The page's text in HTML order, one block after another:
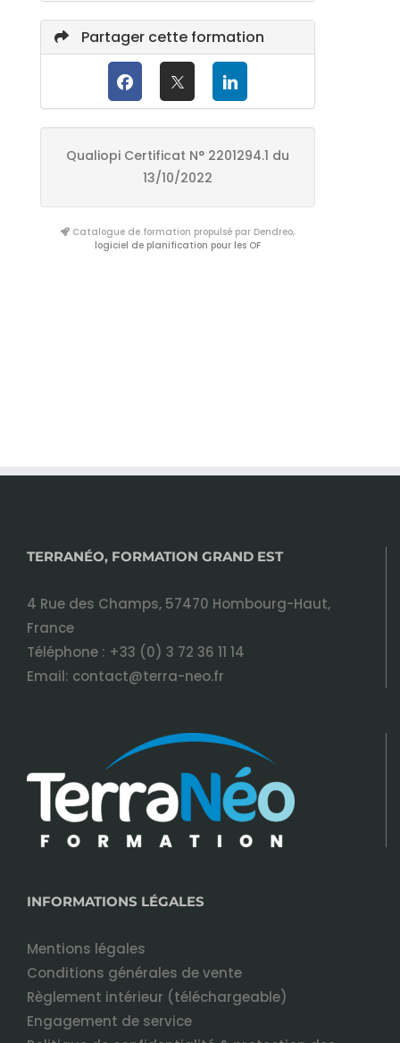
Partager cette formation
Qualiopi Certificat N° 2201294.1 du
13/10/2022
Catalogue de formation propulsé par Dendreo,
logiciel de planification pour les OF
TERRANÉO, FORMATION GRAND EST
4 Rue des Champs, 57470 Hombourg-Haut,
France
Téléphone : +33 (0) 3 72 36 11 14
Email: contact@terra-neo.fr
INFORMATIONS LÉGALES
Mentions légales
Conditions générales de vente
Règlement intérieur (téléchargeable)
Engagement de service